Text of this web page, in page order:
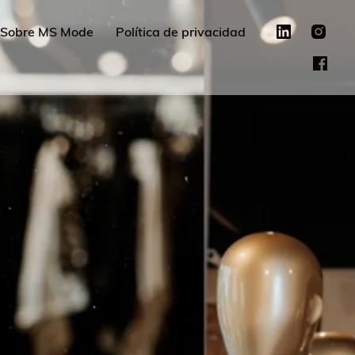
Sobre MS Mode Política de privacidad